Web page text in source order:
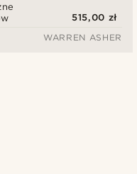
515,00 zł
WARREN ASHER